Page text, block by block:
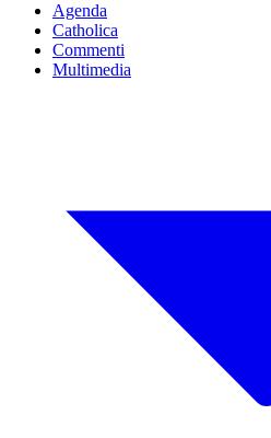
Agenda
Catholica
Commenti
Multimedia